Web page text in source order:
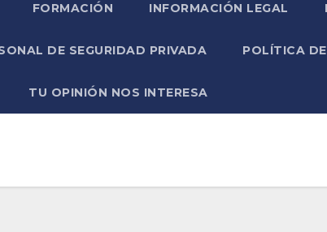
FORMACIÓN INFORMACIÓN LEGAL
DE SEGURIDAD PRIVADA POLÍTICA
TU OPINIÓN NOS INTERESA